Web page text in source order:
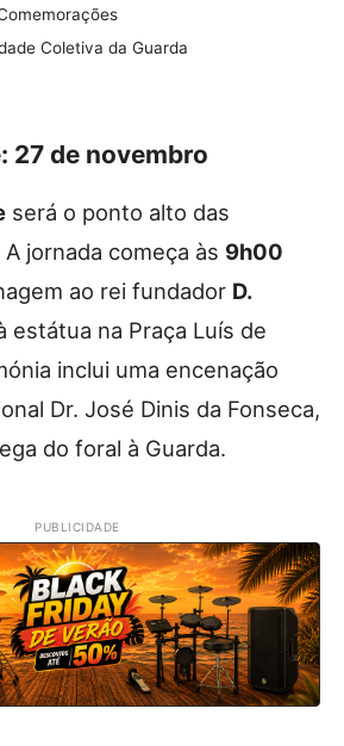
Coletiva da Guarda
27 de novembro
será o ponto alto das
jornada começa às 9h00
ao rei fundador D.
estátua na Praça Luís de
inclui uma encenação
Dr. José Dinis da Fonseca,
do foral à Guarda.
PUBLICIDADE